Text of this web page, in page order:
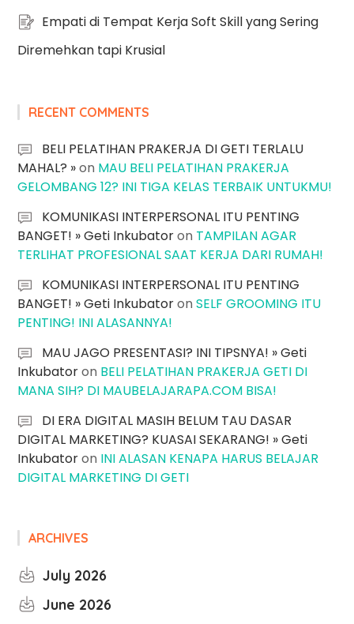
Empati di Tempat Kerja Soft Skill yang Sering
Diremehkan tapi Krusial
RECENT COMMENTS
BELI PELATIHAN PRAKERJA DI GETI TERLALU
MAHAL? »on MAU BELI PELATIHAN PRAKERJA
GELOMBANG 12? INI TIGA KELAS TERBAIK UNTUKMU!
KOMUNIKASI INTERPERSONAL ITU PENTING
BANGET! » Geti Inkubatoron TAMPILAN AGAR
TERLIHAT PROFESIONAL SAAT KERJA DARI RUMAH!
KOMUNIKASI INTERPERSONAL ITU PENTING
BANGET! » Geti InkubatoronSELF GROOMING ITU
PENTING! INI ALASANNYA!
MAU JAGO PRESENTASI? INI TIPSNYA! » Geti
Inkubatoron BELI PELATIHAN PRAKERJA GETI DI
MANA SIH? DI MAUBELAJARAPA.COM BISA!
DI ERA DIGITAL MASIH BELUM TAU DASAR
DIGITAL MARKETING? KUASAI SEKARANG! » Geti
Inkubatoron INI ALASAN KENAPA HARUS BELAJAR
DIGITAL MARKETING DI GETI
ARCHIVES
July 2026
June 2026